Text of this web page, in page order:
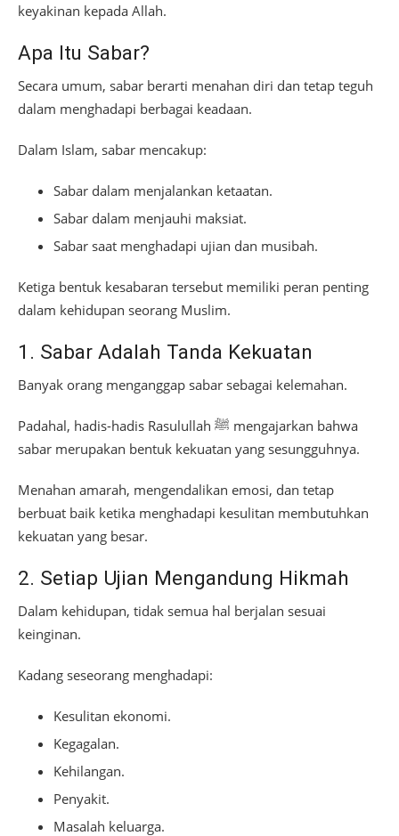
keyakinan kepada Allah.
Apa Itu Sabar?
Secara umum, sabar berarti menahan diri dan tetap teguh
dalam menghadapi berbagai keadaan.
Dalam Islam, sabar mencakup:
Sabar dalam menjalankan ketaatan.
Sabar dalam menjauhi maksiat.
Sabar saat menghadapi ujian dan musibah.
Ketiga bentuk kesabaran tersebut memiliki peran penting
dalam kehidupan seorang Muslim.
1. Sabar Adalah Tanda Kekuatan
Banyak orang menganggap sabar sebagai kelemahan.
Padahal, hadis-hadis Rasulullah ﷺ mengajarkan bahwa
sabar merupakan bentuk kekuatan yang sesungguhnya.
Menahan amarah, mengendalikan emosi, dan tetap
berbuat baik ketika menghadapi kesulitan membutuhkan
kekuatan yang besar.
2. Setiap Ujian Mengandung Hikmah
Dalam kehidupan, tidak semua hal berjalan sesuai
keinginan.
Kadang seseorang menghadapi:
Kesulitan ekonomi.
Kegagalan.
Kehilangan.
Penyakit.
Masalah keluarga.